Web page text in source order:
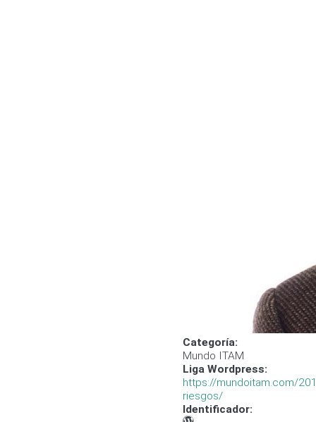
Categoría:
Mundo ITAM
Liga Wordpress:
https://mundoitam.com/
riesgos/
Identificador: